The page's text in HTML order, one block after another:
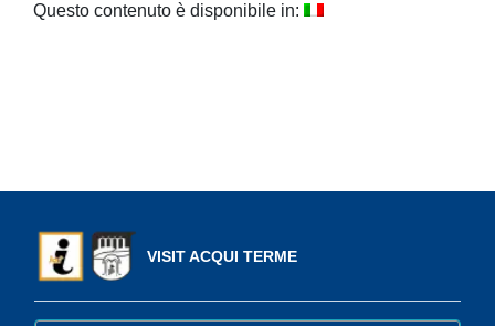
Questo contenuto è disponibile in:
VISIT ACQUI TERME